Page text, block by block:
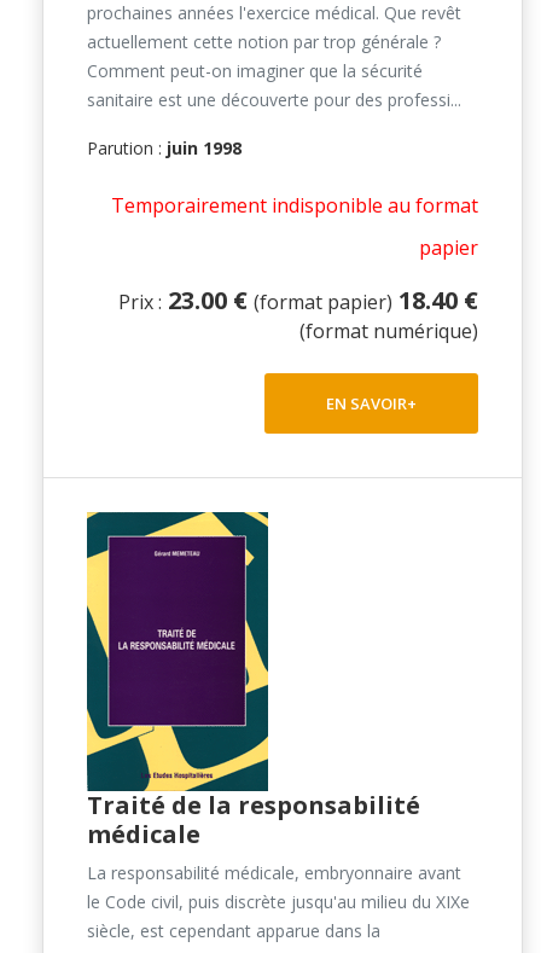
prochaines années l'exercice médical. Que revêt
actuellement cette notion par trop générale ?
Comment peut-on imaginer que la sécurité
sanitaire est une découverte pour des professi...
Parution : juin 1998
Temporairement indisponible au format
papier
Prix : 23.00 € (format papier) 18.40 €
(format numérique)
EN SAVOIR+
Traité de la responsabilité
médicale
La responsabilité médicale, embryonnaire avant
le Code civil, puis discrète jusqu'au milieu du XIXe
siècle, est cependant apparue dans la